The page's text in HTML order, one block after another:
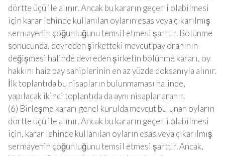
dörtte üçü ile alınır. Ancak bu kararın geçerli olabilmesi
için karar lehinde kullanılan oyların esas veya çıkarılmış
sermayenin çoğunluğunu temsil etmesi şarttır. Bölünme
sonucunda, devreden şirketteki mevcut pay oranının
değişmesi halinde devreden şirketin bölünme kararı, oy
hakkını haiz pay sahiplerinin en az yüzde doksanıyla alınır.
İlk toplantıda bu nisapların bulunmaması halinde,
yapılacak ikinci toplantıda da aynı nisaplar aranır.
(6) Birleşme kararı genel kurulda mevcut bulunan oyların
dörtte üçü ile alınır. Ancak bu kararın geçerli olabilmesi
için, karar lehinde kullanılan oyların esas veya çıkarılmış
sermayenin çoğunluğunu temsil etmesi şarttır. Ancak,